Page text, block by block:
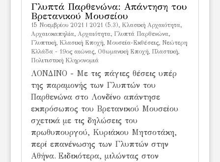
Γλυπτά Παρθενώνα: Απάντηση του
Βρετανικού Μουσείου
15 Νοεμβρίου 2021 | 2021 (5.3) Kλασική Αρχαιότητα,
Αρχαιοκαπηλία, Αρχαιότητα, Γλυπτά Παρθενώνα,
Γλυπτική, Κλασική Εποχή, Μουσεία-Εκθέσεις, Νεώτερη
Ελλάδα - 19ος αιώνας, Οθωμανική Εποχή, Πλαστική,
Πολιτιστική Κληρονομιά
ΛΟΝΔΙΝΟ - Με τις πάγιες θέσεις υπέρ
της παραμονής των Γλυπτών του
Παρθενώνα στο Λονδίνο απάντησε
εκπρόσωπος του Βρετανικού Μουσείου
σχετικά με τις δηλώσεις του
πρωθυπουργού, Κυριάκου Μητσοτάκη,
περί επανένωσης των Γλυπτών στην
Αθήνα. Ειδικότερα, μιλώντας στον